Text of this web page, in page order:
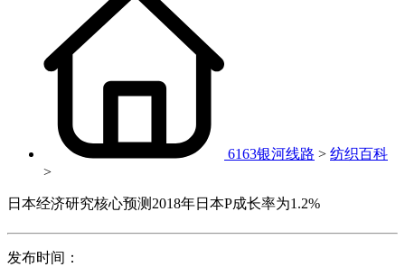
6163银河线路 > 纺织百科
>
日本经济研究核心预测2018年日本P成长率为1.2%
发布时间：